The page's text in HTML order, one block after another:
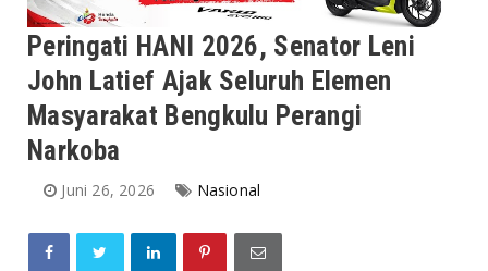
Peringati HANI 2026, Senator Leni
John Latief Ajak Seluruh Elemen
Masyarakat Bengkulu Perangi
Narkoba
Juni 26, 2026 Nasional